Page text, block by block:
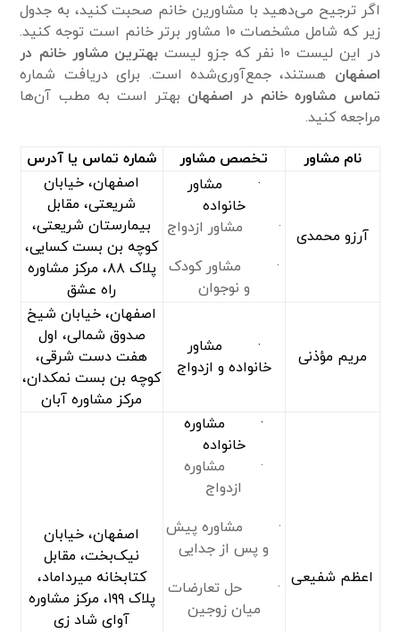
اگر ترجیح می‌دهید با مشاورین خانم صحبت کنید، به جدول
زیر که شامل مشخصات ۱۰ مشاور برتر خانم است توجه کنید.
در این لیست ۱۰ نفر که جزو لیست
بهترین مشاور خانم در
اصفهان هستند، جمع‌آوری‌شده است. برای دریافت شماره
تماس مشاوره خانم در اصفهان بهتر است به مطب آن‌ها
مراجعه کنید.
نام مشاور تخصص مشاور شماره تماس یا آدرس
آرزو محمدی
· مشاور
خانواده
· مشاور ازدواج
· مشاور کودک
و نوجوان
اصفهان، خیابان
شریعتی، مقابل
بیمارستان شریعتی،
کوچه بن بست کسایی،
پلاک ۸۸، مرکز مشاوره
راه عشق
مریم مؤذنی
· مشاور
خانواده و ازدواج
اصفهان، خیابان شیخ
صدوق شمالی، اول
هفت دست شرقی،
کوچه بن بست نمکدان،
مرکز مشاوره آبان
اعظم شفیعی
· مشاوره
خانواده
· مشاوره
ازدواج
· مشاوره پیش
و پس ‌از جدایی
· حل تعارضات
میان زوجین
اصفهان، خیابان
نیک‌بخت، مقابل
کتابخانه میرداماد،
پلاک ۱۹۹، مرکز مشاوره
آوای شاد زی